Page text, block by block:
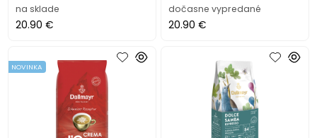
na sklade
20.90 €
dočasne vypredané
20.90 €
NOVINKA